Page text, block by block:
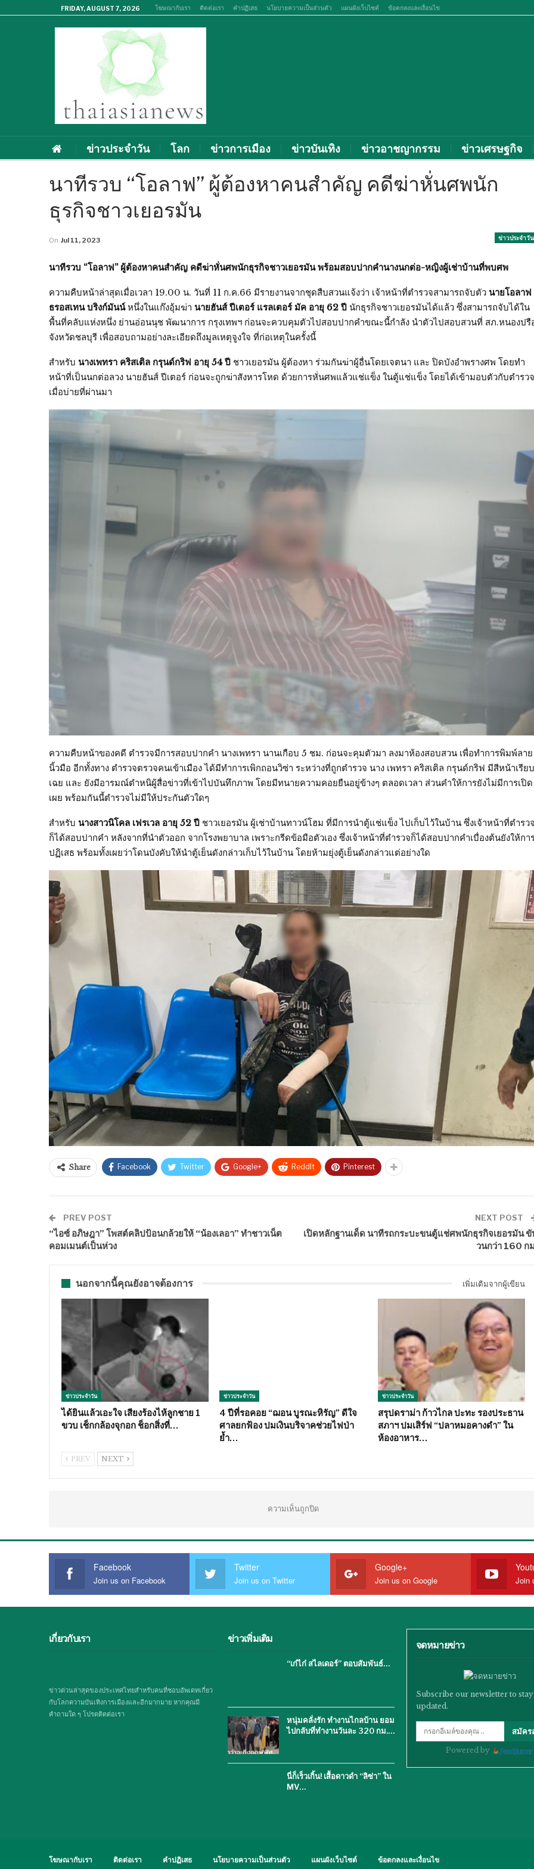
FRIDAY, AUGUST 7, 2026 โฆษณากับเรา ติดต่อเรา คำปฏิเสธ นโยบายความเป็นส่วนตัว แผนผังเว็บไซต์ ข้อตกลงและเงื่อนไข
ข่าวประจำวัน โลก ข่าวการเมือง ข่าวบันเทิง ข่าวอาชญากรรม ข่าวเศรษฐกิจ
นาทีรวบ “โอลาฟ” ผู้ต้องหาคนสำคัญ คดีฆ่าหั่นศพนัก
ธุรกิจชาวเยอรมัน
ข่าวประจำวัน
On Jul 11, 2023
นาทีรวบ “โอลาฟ” ผู้ต้องหาคนสำคัญ คดีฆ่าหั่นศพนักธุรกิจชาวเยอรมัน พร้อมสอบปากคำนางนกต่อ-หญิงผู้เช่าบ้านที่พบศพ
ความคืบหน้าล่าสุดเมื่อเวลา 19.00 น. วันที่ 11 ก.ค.66 มีรายงานจากชุดสืบสวนแจ้งว่า เจ้าหน้าที่ตำรวจสามารถจับตัว นายโอลาฟ
ธรอสเทน บริงก์มันน์หนึ่งในแก๊งอุ้มฆ่า นายฮันส์ ปีเตอร์ แรลเตอร์ มัค อายุ 62 ปี นักธุรกิจชาวเยอรมันได้แล้ว ซึ่งสามารถจับได้ใน
พื้นที่คลับแห่งหนึ่ง ย่านอ่อนนุช พัฒนาการ กรุงเทพฯ ก่อนจะควบคุมตัวไปสอบปากคำขณะนี้กำลัง นำตัวไปสอบสวนที่ สภ.หนองปรื
จังหวัดชลบุรี เพื่อสอบถามอย่างละเอียดถึงมูลเหตุจูงใจ ที่ก่อเหตุในครั้งนี้
สำหรับ นางเพทรา คริสเติล กรุนด์กริฟ อายุ 54 ปี ชาวเยอรมัน ผู้ต้องหา ร่วมกันฆ่าผู้อื่นโดยเจตนา และ ปิดบังอำพรางศพ โดยทำ
หน้าที่เป็นนกต่อลวง นายฮันส์ ปีเตอร์ ก่อนจะถูกฆ่าสังหารโหด ด้วยการหั่นศพแล้วแช่แข็ง ในตู้แช่แข็ง โดยได้เข้ามอบตัวกับตำรวจ
เมื่อบ่ายที่ผ่านมา
ความคืบหน้าของคดี ตำรวจมีการสอบปากคำ นางเพทรา นานเกือบ 5 ชม. ก่อนจะคุมตัวมา ลงมาห้องสอบสวน เพื่อทำการพิมพ์ลาย
นิ้วมือ อีกทั้งทาง ตำรวจตรวจคนเข้าเมือง ได้มีทำการเพิกถอนวิซ่า ระหว่างที่ถูกตำรวจ นาง เพทรา คริสเติล กรุนด์กริฟ มีสีหน้าเรียบ
เฉย และ ยังมีอารมณ์ตำหนิผู้สื่อข่าวที่เข้าไปบันทึกภาพ โดยมีทนายความคอยยืนอยู่ข้างๆ ตลอดเวลา ส่วนคำให้การยังไม่มีการเปิด
เผย พร้อมกันนี้ตำรวจไม่มีให้ประกันตัวใดๆ
สำหรับ นางสาวนิโคล เฟรเวล อายุ 52 ปี ชาวเยอรมัน ผู้เช่าบ้านทาวน์โฮม ที่มีการนำตู้แช่แข็ง ไปเก็บไว้ในบ้าน ซึ่งเจ้าหน้าที่ตำรว
ก็ได้สอบปากคำ หลังจากที่นำตัวออก จากโรงพยาบาล เพราะกรีดข้อมือตัวเอง ซึ่งเจ้าหน้าที่ตำรวจก็ได้สอบปากคำเบื่องต้นยังให้กา
ปฏิเสธ พร้อมทั้งเผยว่าโดนบังคับให้นำตู้เย็นดังกล่าวเก็บไว้ในบ้าน โดยห้ามยุ่งตู้เย็นดังกล่าวแต่อย่างใด
Share Facebook Twitter Google+ ReddIt Pinterest
PREV POST
“ไอซ์ อภิษฎา” โพสต์คลิปป้อนกล้วยให้ “น้องเลอา” ทำชาวเน็ต
คอมเมนต์เป็นห่วง
NEXT POST
เปิดหลักฐานเด็ด นาทีรถกระบะขนตู้แช่ศพนักธุรกิจเยอรมัน ขั
วนกว่า 160 ก
นอกจากนี้คุณยังอาจต้องการ เพิ่มเติมจากผู้เขียน
ข่าวประจำวัน
ได้ยินแล้วเอะใจ เสียงร้องไห้ลูกชาย 1
ขวบ เช็กกล้องจุกอก ช็อกสิ่งที่…
ข่าวประจำวัน
4 ปีที่รอคอย “ฌอน บูรณะหิรัญ” ดีใจ
ศาลยกฟ้อง ปมเงินบริจาคช่วยไฟป่า
ย้ำ…
ข่าวประจำวัน
สรุปดราม่า ก้าวไกล ปะทะ รองประธาน
สภาฯ ปมเสิร์ฟ “ปลาหมอคางดำ” ใน
ห้องอาหาร…
PREV NEXT
ความเห็นถูกปิด
Facebook
Join us on Facebook
Twitter
Join us on Twitter
Google+
Join us on Google Join
เกี่ยวกับเรา
ข่าวด่วนล่าสุดของประเทศไทยสำหรับคนที่ชอบอัพเดทเกี่ยว
กับโลกความบันเทิงการเมืองและอีกมากมาย หากคุณมี
คำถามใด ๆ โปรดติดต่อเรา
ข่าวเพิ่มเติม
“เก๋ไก๋ สไลเดอร์” ตอบสัมพันธ์…
หนุ่มคลั่งรัก ทำงานไกลบ้าน ยอม
ไปกลับที่ทำงานวันละ 320 กม.…
นี่ก็เร็วเกิ้น! เสื้อดาวดำ “ลิซ่า” ใน
MV…
จดหมายข่าว
Subscribe our newsletter to stay
updated.
สมัคร
Powered by
โฆษณากับเรา ติดต่อเรา คำปฏิเสธ นโยบายความเป็นส่วนตัว แผนผังเว็บไซต์ ข้อตกลงและเงื่อนไข